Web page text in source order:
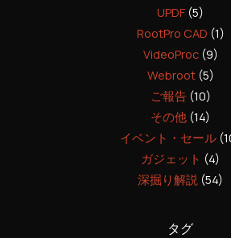
UPDF (5)
RootPro CAD (1)
VideoProc(9)
Webroot(5)
ご報告(10)
その他 (14)
イベント・セール
ガジェット (4)
深掘り解説 (54)
タグ